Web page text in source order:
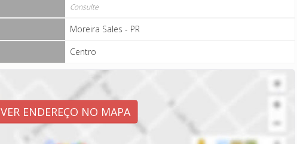
Consulte
Moreira Sales - PR
Centro
VER ENDEREÇO NO MAPA